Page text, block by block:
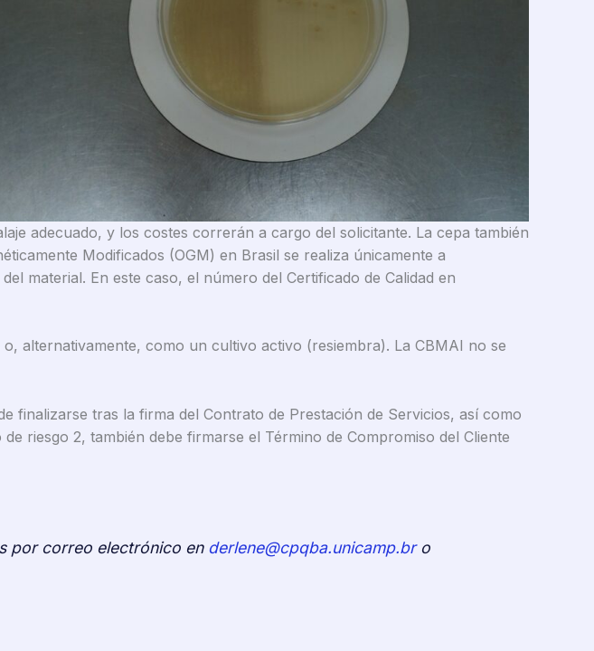
adecuado, y los costes correrán a cargo del solicitante. La cepa también
Modificados (OGM) en Brasil se realiza únicamente a
material. En este caso, el número del Certificado de Calidad en
alternativamente, como un cultivo activo (resiembra). La CBMAI no se
finalizarse tras la firma del Contrato de Prestación de Servicios, así como
riesgo 2, también debe firmarse el Término de Compromiso del Cliente
por correo electrónico en derlene@cpqba.unicamp.bro